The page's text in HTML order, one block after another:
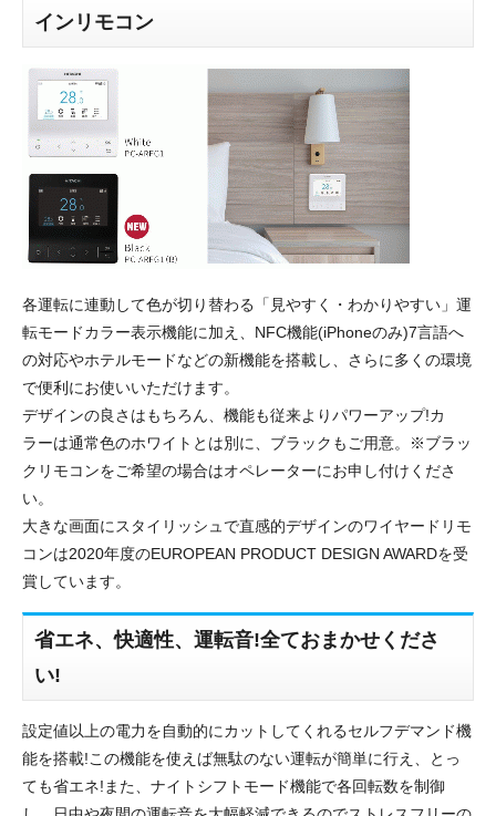
インリモコン
各運転に連動して色が切り替わる「見やすく・わかりやすい」運
転モードカラー表示機能に加え、NFC機能(iPhoneのみ)7言語へ
の対応やホテルモードなどの新機能を搭載し、さらに多くの環境
で便利にお使いいただけます。
デザインの良さはもちろん、機能も従来よりパワーアップ!カ
ラーは通常色のホワイトとは別に、ブラックもご用意。※ブラッ
クリモコンをご希望の場合はオペレーターにお申し付けくださ
い。
大きな画面にスタイリッシュで直感的デザインのワイヤードリモ
コンは2020年度のEUROPEAN PRODUCT DESIGN AWARDを受
賞しています。
省エネ、快適性、運転音!全ておまかせくださ
い!
設定値以上の電力を自動的にカットしてくれるセルフデマンド機
能を搭載!この機能を使えば無駄のない運転が簡単に行え、とっ
ても省エネ!また、ナイトシフトモード機能で各回転数を制御